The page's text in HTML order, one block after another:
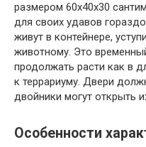
размером 60х40х30
для своих удавов
живут в контейнере,
животному. Это
продолжать расти как в
к террариуму. Двери
двойники могут открыть
Особенности